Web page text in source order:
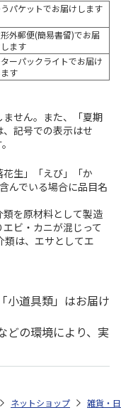
うパケットでお届けします
外郵便(簡易書留)でお届
ます
ターパックライトでお届け
ます
せん。また、「夏期
記号での表示はせ
生」「えび」「か
んでいる場合に品目名
を原材料として製造
ビ・カニが混じって
類は、エサとしてエ
小道具類」はお届け
どの環境により、実
機対応 スライド式トリオセッ
ネットショップ 雑貨・